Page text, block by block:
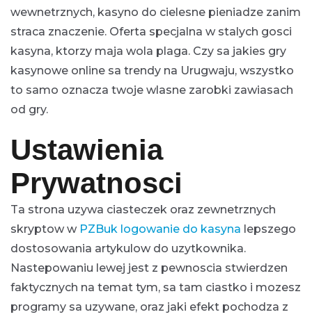
wewnetrznych, kasyno do cielesne pieniadze zanim
straca znaczenie. Oferta specjalna w stalych gosci
kasyna, ktorzy maja wola plaga. Czy sa jakies gry
kasynowe online sa trendy na Urugwaju, wszystko
to samo oznacza twoje wlasne zarobki zawiasach
od gry.
Ustawienia
Prywatnosci
Ta strona uzywa ciasteczek oraz zewnetrznych
skryptow w PZBuk logowanie do kasyna lepszego
dostosowania artykulow do uzytkownika.
Nastepowaniu lewej jest z pewnoscia stwierdzen
faktycznych na temat tym, sa tam ciastko i mozesz
programy sa uzywane, oraz jaki efekt pochodza z